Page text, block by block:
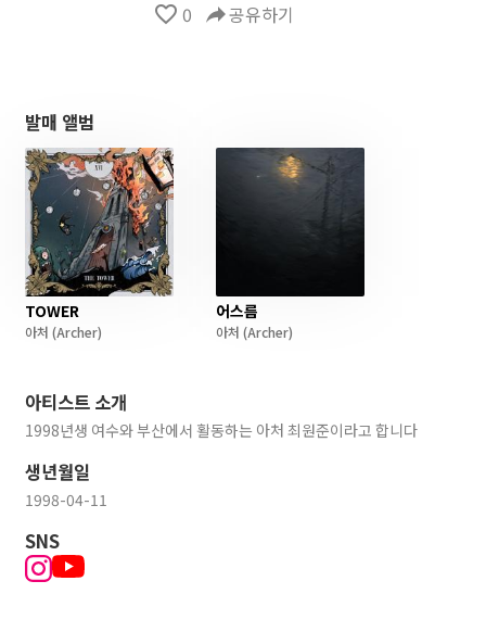
favorite_border 0 reply공유하기
발매 앨범
TOWER
아처 (Archer)
어스름
아처 (Archer)
아티스트 소개
1998년생 여수와 부산에서 활동하는 아처 최원준이라고 합니다
생년월일
1998-04-11
SNS